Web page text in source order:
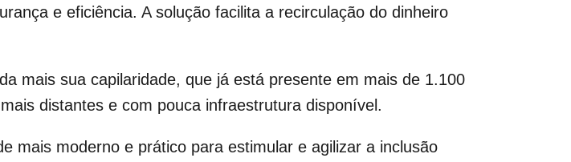
e eficiência. A solução facilita a recirculação do dinheiro
mais sua capilaridade, que já está presente em mais de 1.100
distantes e com pouca infraestrutura disponível.
mais moderno e prático para estimular e agilizar a inclusão